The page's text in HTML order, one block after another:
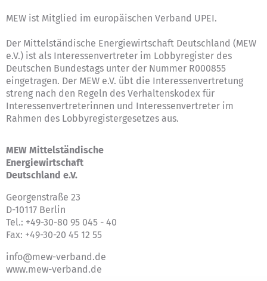
MEW ist Mitglied im europäischen Verband UPEI.
Der Mittelständische Energiewirtschaft Deutschland (MEW
e.V.) ist als Interessenvertreter im Lobbyregister des
Deutschen Bundestags unter der Nummer R000855
eingetragen. Der MEW e.V. übt die Interessenvertretung
streng nach den Regeln des Verhaltenskodex für
Interessenvertreterinnen und Interessenvertreter im
Rahmen des Lobbyregistergesetzes aus.
MEW Mittelständische
Energiewirtschaft
Deutschland e.V.
Georgenstraße 23
D-10117 Berlin
Tel.: +49-30-80 95 045 - 40
Fax: +49-30-20 45 12 55
info@mew-verband.de
www.mew-verband.de